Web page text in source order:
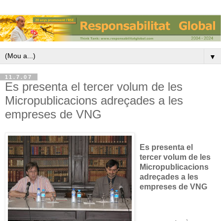
▼
11.7.07
Es presenta el tercer volum de les
Micropublicacions adreçades a les
empreses de VNG
Es presenta el
tercer volum de les
Micropublicacions
adreçades a les
empreses de VNG